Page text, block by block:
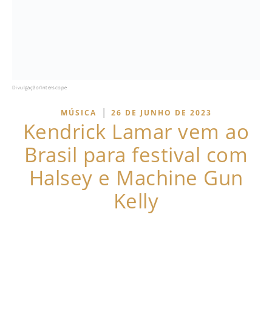
Divulgação/Interscope
MÚSICA | 26 DE JUNHO DE 2023
Kendrick Lamar vem ao
Brasil para festival com
Halsey e Machine Gun
Kelly